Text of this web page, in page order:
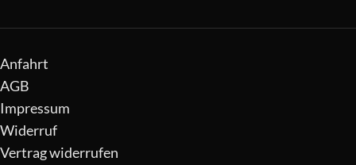
Anfahrt
AGB
Impressum
Widerruf
Vertrag widerrufen